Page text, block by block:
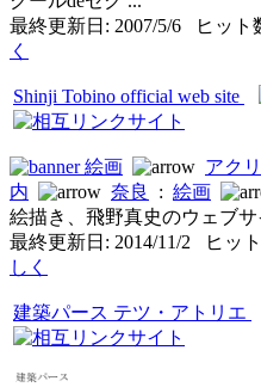
最終更新日: 2007/5/6 ヒッ
く
Shinji Tobino official web site
絵画 アク
内
奈良 : 絵画
絵描き、飛野真史のウェブサ
最終更新日: 2014/11/2 ヒッ
しく
建築パース テツ・アトリエ